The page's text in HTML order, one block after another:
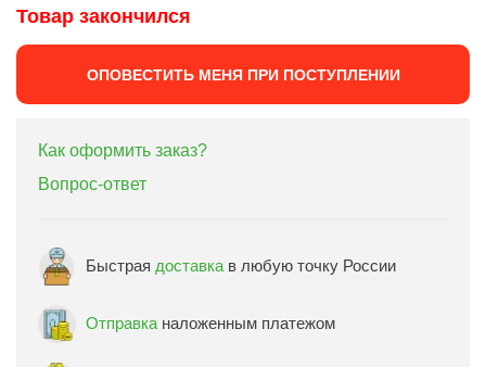
Товар закончился
ОПОВЕСТИТЬ МЕНЯ ПРИ ПОСТУПЛЕНИИ
Как оформить заказ?
Вопрос-ответ
Быстрая доставка в любую точку России
Отправка наложенным платежом